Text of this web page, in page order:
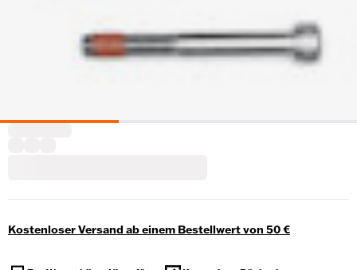
Kostenloser Versand ab einem Bestellwert von 50 €